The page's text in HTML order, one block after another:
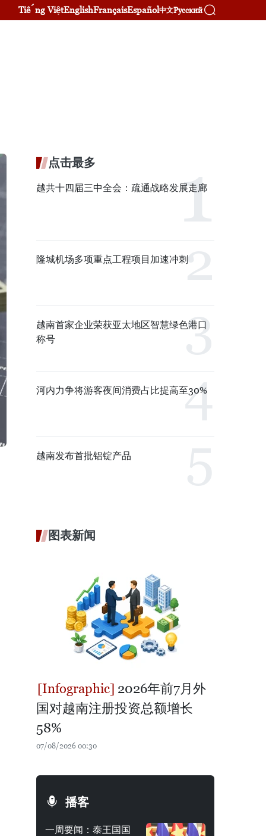
Tiếng ViệtEnglishFrançaisEspañol中文Русский
点击最多
越共十四届三中全会：疏通战略发展走廊
隆城机场多项重点工程项目加速冲刺
越南首家企业荣获亚太地区智慧绿色港口
称号
河内力争将游客夜间消费占比提高至30%
越南发布首批铝锭产品
图表新闻
2026年前7月外
国对越南注册投资总额增长
58%
07/08/2026 00:30
播客
一周要闻：泰王国国